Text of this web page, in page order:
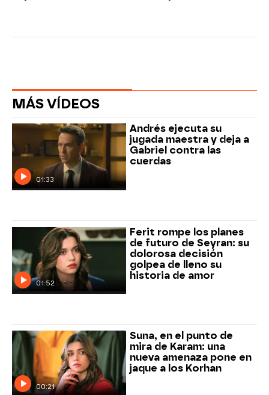
MÁS VÍDEOS
01:33
Andrés ejecuta su
jugada maestra y deja a
Gabriel contra las
cuerdas
01:52
Ferit rompe los planes
de futuro de Seyran: su
dolorosa decisión
golpea de lleno su
historia de amor
00:21
Suna, en el punto de
mira de Karam: una
nueva amenaza pone en
jaque a los Korhan